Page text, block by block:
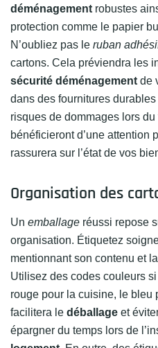
déménagement robustes
protection comme le papier
N’oubliez pas le ruban
cartons. Cela préviendra les
sécurité déménagement de
dans des fournitures
risques de dommages lors
bénéficieront d’une attention
rassurera sur l’état de vos
Organisation des
Un emballage réussi repose
organisation. Étiquetez
mentionnant son contenu et
Utilisez des codes couleurs
rouge pour la cuisine, le bleu
facilitera le déballage et
épargner du temps lors de